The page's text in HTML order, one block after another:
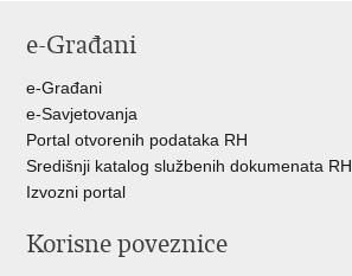
FacebookuTwitteru
e-Građani
e-Građani
e-Savjetovanja
Portal otvorenih podataka RH
Središnji katalog službenih dokumenata RH
Izvozni portal
Korisne poveznice